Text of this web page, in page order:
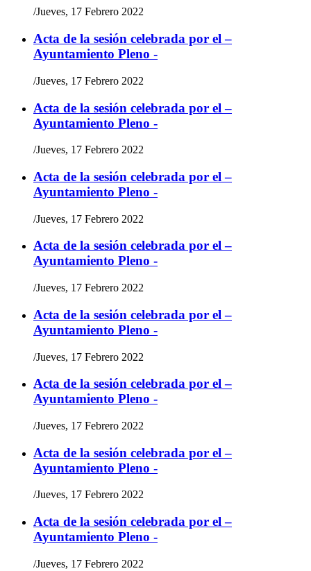
/Jueves, 17 Febrero 2022
Acta de la sesión celebrada por el –
Ayuntamiento Pleno -
/Jueves, 17 Febrero 2022
Acta de la sesión celebrada por el –
Ayuntamiento Pleno -
/Jueves, 17 Febrero 2022
Acta de la sesión celebrada por el –
Ayuntamiento Pleno -
/Jueves, 17 Febrero 2022
Acta de la sesión celebrada por el –
Ayuntamiento Pleno -
/Jueves, 17 Febrero 2022
Acta de la sesión celebrada por el –
Ayuntamiento Pleno -
/Jueves, 17 Febrero 2022
Acta de la sesión celebrada por el –
Ayuntamiento Pleno -
/Jueves, 17 Febrero 2022
Acta de la sesión celebrada por el –
Ayuntamiento Pleno -
/Jueves, 17 Febrero 2022
Acta de la sesión celebrada por el –
Ayuntamiento Pleno -
/Jueves, 17 Febrero 2022